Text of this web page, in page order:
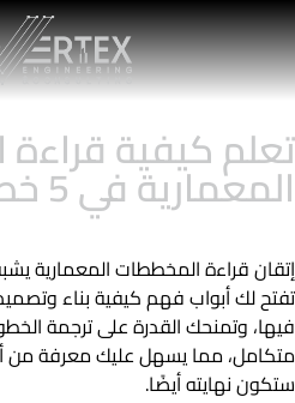
تعلم كيفية
المعمارية في 5 خطوات
إتقان قراءة المخططات المعمارية
تفتح لك أبواب فهم كيفية بناء
فيها، وتمنحك القدرة على ترجمة
متكامل، مما يسهل عليك معرفة
ستكون نهايته أيضًا.